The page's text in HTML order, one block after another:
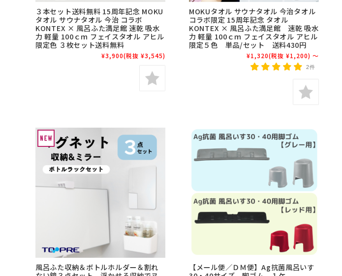
３本セット送料無料 15周年記念 MOKU
タオル サウナタオル 今治 コラボ
KONTEX × 風呂ふた満足館 速乾 吸水
力 軽量 100ｃｍ フェイスタオル アヒル
限定色 ３枚セット送料無料
¥3,900(税抜 ¥3,545)
MOKUタオル サウナタオル 今治タオル
コラボ限定 15周年記念 タオル
KONTEX × 風呂ふた満足館 速乾 吸水
力 軽量 100ｃｍ フェイスタオル アヒル
限定５色 単品/セット 送料430円
¥1,320(税抜 ¥1,200) ～
2件
風呂ふた収納＆ボトルホルダー＆割れ
【メール便／ＤＭ便】Ag抗菌風呂いす